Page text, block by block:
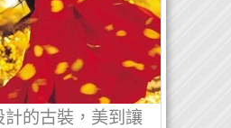
的古裝，美到讓